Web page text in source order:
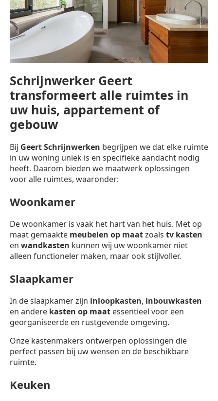
Schrijnwerker Geert
transformeert alle ruimtes in
uw huis, appartement of
gebouw
Bij Geert Schrijnwerken begrijpen we dat elke ruimte
in uw woning uniek is en specifieke aandacht nodig
heeft. Daarom bieden we maatwerk oplossingen
voor alle ruimtes, waaronder:
Woonkamer
De woonkamer is vaak het hart van het huis. Met op
maat gemaakte meubelen op maatzoals tv kasten
en wandkasten kunnen wij uw woonkamer niet
alleen functioneler maken, maar ook stijlvoller.
Slaapkamer
In de slaapkamer zijn inloopkasten, inbouwkasten
en andere kasten op maat essentieel voor een
georganiseerde en rustgevende omgeving.
Onze kastenmakers ontwerpen oplossingen die
perfect passen bij uw wensen en de beschikbare
ruimte.
Keuken